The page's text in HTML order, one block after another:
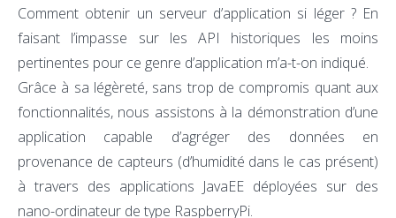
Comment obtenir un serveur d’application si léger ? En
faisant l’impasse sur les API historiques les moins
pertinentes pour ce genre d’application m’a-t-on indiqué.
Grâce à sa légèreté, sans trop de compromis quant aux
fonctionnalités, nous assistons à la démonstration d’une
application capable d’agréger des données en
provenance de capteurs (d’humidité dans le cas présent)
à travers des applications JavaEE déployées sur des
nano-ordinateur de type RaspberryPi.